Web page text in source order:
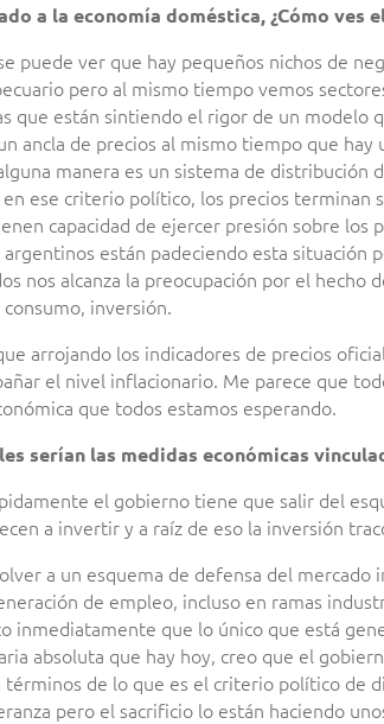
a la economía doméstica, ¿Cómo ves
puede ver que hay pequeños nichos de
pero al mismo tiempo vemos
que están sintiendo el rigor de un modelo
ancla de precios al mismo tiempo que
manera es un sistema de
ese criterio político, los precios terminan
capacidad de ejercer presión sobre los
están padeciendo esta situación
nos alcanza la preocupación por el hecho
inversión.
arrojando los indicadores de precios
el nivel inflacionario. Me parece que
que todos estamos esperando.
serían las medidas económicas
el gobierno tiene que salir del
a invertir y a raíz de eso la inversión
a un esquema de defensa del
de empleo, incluso en ramas
inmediatamente que lo único que está
absoluta que hay hoy, creo que el
de lo que es el criterio político de
pero el sacrificio lo están haciendo